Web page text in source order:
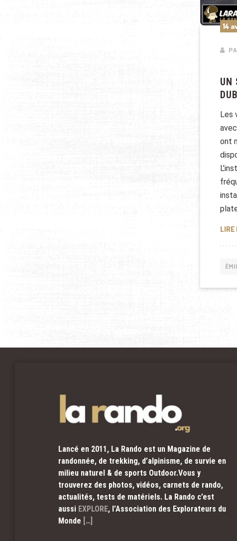
14
UN
Les
ont
LIRE
Lancé en 2011, La Rando est un Magazine de
randonnée, de trekking, d’alpinisme, de survie en
milieu naturel & de sports Outdoor.Vous y
trouverez des photos, vidéos, carnets de rando,
actualités, tests de matériels. La Rando c’est
aussi EXPLORE, l’Association des Explorateurs du
Monde […]